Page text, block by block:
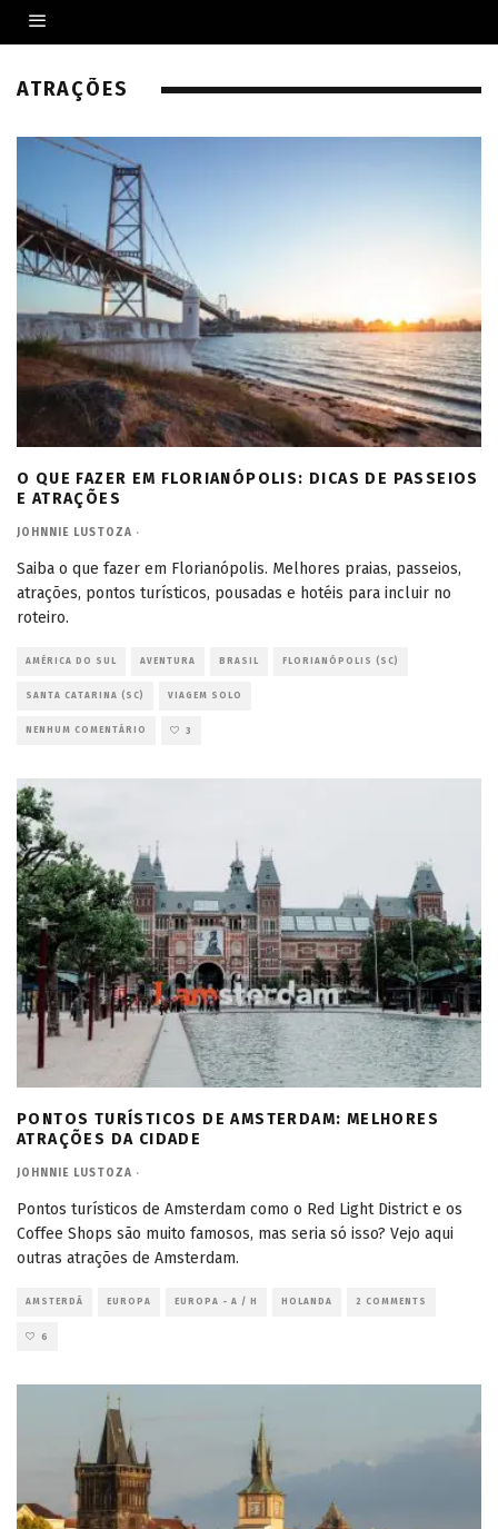
ATRAÇÕES
O QUE FAZER EM FLORIANÓPOLIS: DICAS DE PASSEIOS
E ATRAÇÕES
JOHNNIE LUSTOZA ·
Saiba o que fazer em Florianópolis. Melhores praias, passeios,
atrações, pontos turísticos, pousadas e hotéis para incluir no
roteiro.
AMÉRICA DO SUL AVENTURA BRASIL FLORIANÓPOLIS (SC)
SANTA CATARINA (SC) VIAGEM SOLO
NENHUM COMENTÁRIO 3
PONTOS TURÍSTICOS DE AMSTERDAM: MELHORES
ATRAÇÕES DA CIDADE
JOHNNIE LUSTOZA ·
Pontos turísticos de Amsterdam como o Red Light District e os
Coffee Shops são muito famosos, mas seria só isso? Vejo aqui
outras atrações de Amsterdam.
AMSTERDÃ EUROPA EUROPA - A / H HOLANDA 2 COMMENTS
6